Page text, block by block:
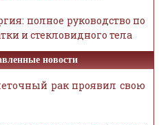
полное руководство по
и стекловидного тела
новости
рак проявил свою